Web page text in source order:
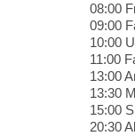
08:00
09:00
10:00
11:00
13:00
13:30
15:00
20:30